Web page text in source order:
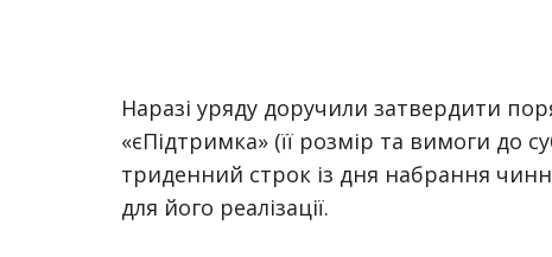
Наразі уряду доручили затвердити
«єПідтримка» (її розмір та вимоги до
триденний строк із дня набрання
для його реалізації.